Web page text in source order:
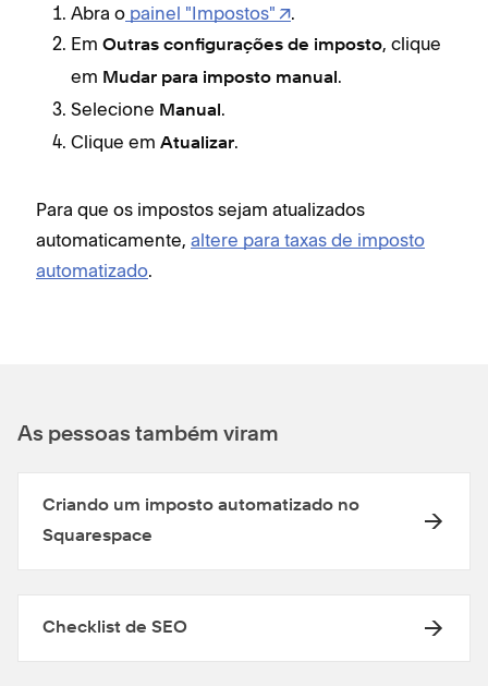
Abra o painel "Impostos"
.
Em Outras configurações de imposto, clique
em Mudar para imposto manual.
Selecione Manual.
Clique em Atualizar.
Para que os impostos sejam atualizados
automaticamente, altere para taxas de imposto
automatizado.
As pessoas também viram
Criando um imposto automatizado no
Squarespace
Checklist de SEO